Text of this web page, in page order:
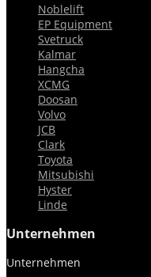
Noblelift
EP Equipment
Svetruck
Kalmar
Hangcha
XCMG
Doosan
Volvo
JCB
Clark
Toyota
Mitsubishi
Hyster
Linde
Unternehmen
Unternehmen